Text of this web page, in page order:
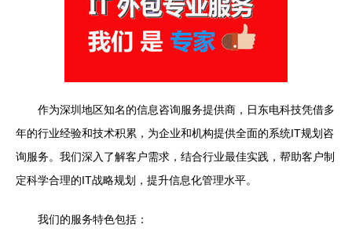
作为深圳地区知名的信息咨询服务提供商，日东电科技凭借多
年的行业经验和技术积累，为企业和机构提供全面的系统IT规划咨
询服务。我们深入了解客户需求，结合行业最佳实践，帮助客户制
定科学合理的IT战略规划，提升信息化管理水平。
我们的服务特色包括：